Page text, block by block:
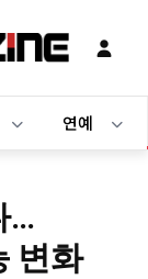
연예
…
변화